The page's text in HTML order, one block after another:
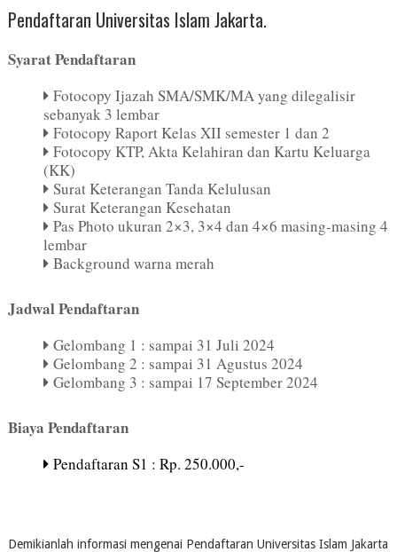
Pendaftaran Universitas Islam Jakarta.
Syarat Pendaftaran
Fotocopy Ijazah SMA/SMK/MA yang dilegalisir
sebanyak 3 lembar
Fotocopy Raport Kelas XII semester 1 dan 2
Fotocopy KTP, Akta Kelahiran dan Kartu Keluarga
(KK)
Surat Keterangan Tanda Kelulusan
Surat Keterangan Kesehatan
Pas Photo ukuran 2×3, 3×4 dan 4×6 masing-masing 4
lembar
Background warna merah
Jadwal Pendaftaran
Gelombang 1 : sampai 31 Juli 2024
Gelombang 2 : sampai 31 Agustus 2024
Gelombang 3 : sampai 17 September 2024
Biaya Pendaftaran
Pendaftaran S1 : Rp. 250.000,-
Demikianlah informasi mengenai Pendaftaran Universitas Islam Jakarta